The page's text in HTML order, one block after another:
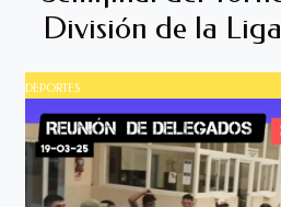
División de la
DEPORTES